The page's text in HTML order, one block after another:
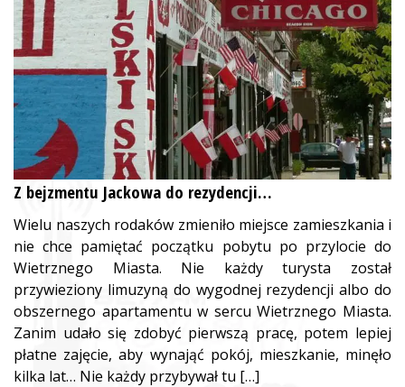
Z bejzmentu Jackowa do rezydencji…
Wielu naszych rodaków zmieniło miejsce zamieszkania i
nie chce pamiętać początku pobytu po przylocie do
Wietrznego Miasta. Nie każdy turysta został
przywieziony limuzyną do wygodnej rezydencji albo do
obszernego apartamentu w sercu Wietrznego Miasta.
Zanim udało się zdobyć pierwszą pracę, potem lepiej
płatne zajęcie, aby wynająć pokój, mieszkanie, minęło
kilka lat… Nie każdy przybywał tu […]